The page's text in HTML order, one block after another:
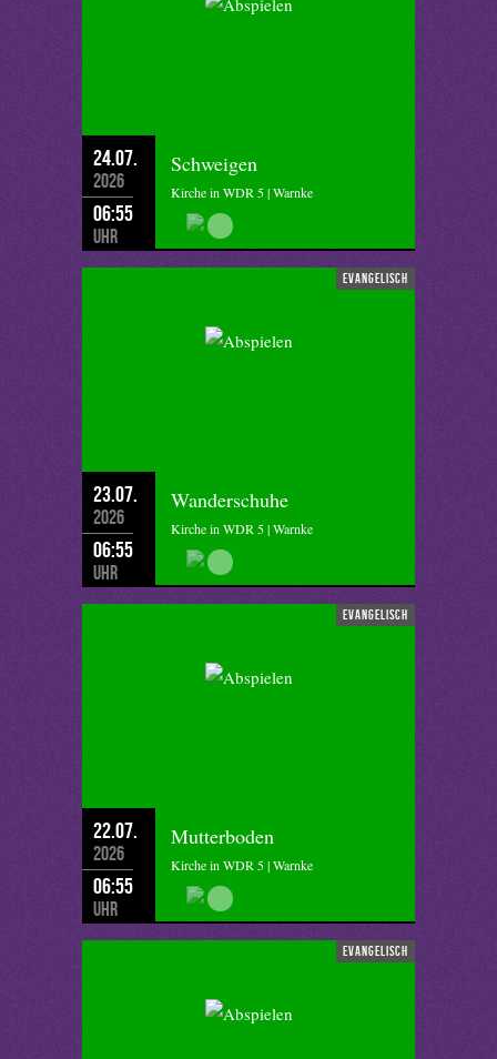
24.07.
2026
06:55
Uhr
Schweigen
Kirche in WDR 5 | Warnke
evangelisch
23.07.
2026
06:55
Uhr
Wanderschuhe
Kirche in WDR 5 | Warnke
evangelisch
22.07.
2026
06:55
Uhr
Mutterboden
Kirche in WDR 5 | Warnke
evangelisch